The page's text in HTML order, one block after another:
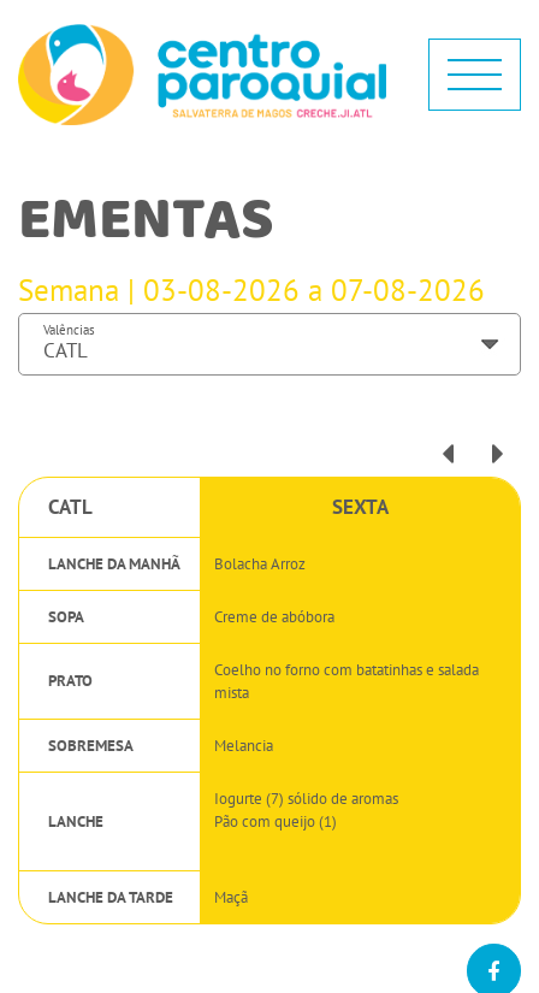
EMENTAS
Semana | 03-08-2026 a 07-08-2026
Valências
CATL SEXTA
LANCHE DA MANHÃ Bolacha Arroz
SOPA Creme de abóbora
PRATO
Coelho no forno com batatinhas e salada
mista
SOBREMESA Melancia
LANCHE
Iogurte (7) sólido de aromas
Pão com queijo (1)
LANCHE DA TARDE Maçã